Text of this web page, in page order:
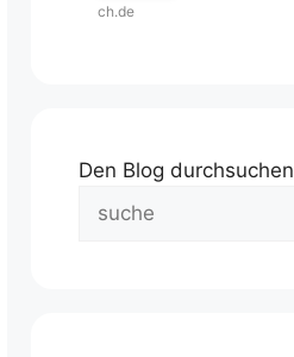
ch.de
Den Blog durchsuchen